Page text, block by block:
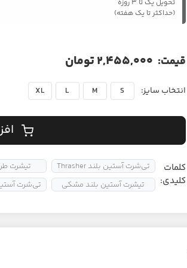
تحویل یک تا ۳ روزه
(حداکثر تا یک هفته)
قیمت: 2,455,000 تومان
انتخاب سایز: S
M
L
XL
کلمات
کلیدی:
تی‌شرت آستین بلند Thrasher
تیشرت آستین بلند مشکی
تیشرت
تی‌شرت